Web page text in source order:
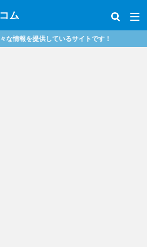
ム
を提供しているサイトです！